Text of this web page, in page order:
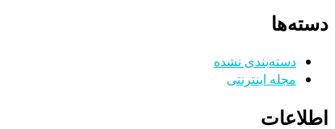
دسته‌ها
دسته‌بندی نشده
مجله اینترنتی
اطلاعات